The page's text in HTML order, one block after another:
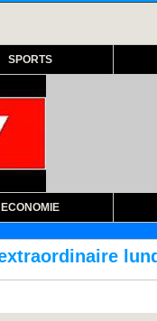
SPORTS
ECONOMIE
prochain